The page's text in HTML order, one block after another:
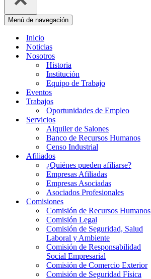
Menú de navegación
Inicio
Noticias
Nosotros
Historia
Institución
Equipo de Trabajo
Eventos
Trabajos
Oportunidades de Empleo
Servicios
Alquiler de Salones
Banco de Recursos Humanos
Censo Industrial
Afiliados
¿Quiénes pueden afiliarse?
Empresas Afiliadas
Empresas Asociadas
Asociados Profesionales
Comisiones
Comisión de Recursos Humanos
Comisión Legal
Comisión de Seguridad, Salud
Laboral y Ambiente
Comisión de Responsabilidad
Social Empresarial
Comisión de Comercio Exterior
Comisión de Seguridad Física